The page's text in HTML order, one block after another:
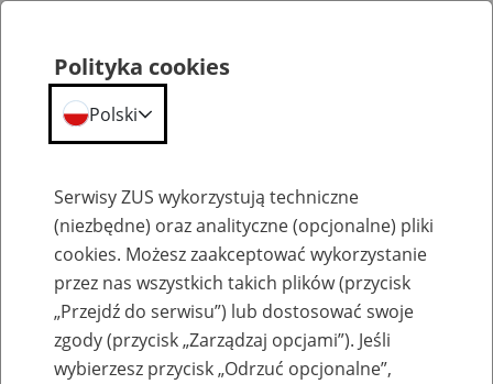
Aktualności
Polityka cookies
Polski
Serwisy ZUS wykorzystują techniczne
(niezbędne) oraz analityczne (opcjonalne) pliki
cookies. Możesz zaakceptować wykorzystanie
przez nas wszystkich takich plików (przycisk
„Przejdź do serwisu”) lub dostosować swoje
zgody (przycisk „Zarządzaj opcjami”). Jeśli
wybierzesz przycisk „Odrzuć opcjonalne”,